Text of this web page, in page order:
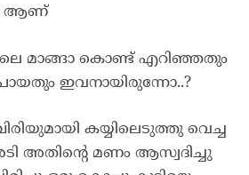
ആണ്
മാങ്ങാ കൊണ്ട് എറിഞ്ഞതും
ഇവനായിരുന്നോ..?
കയ്യിലെടുത്തു വെച്ച
അതിന്റെ മണം ആസ്വദിച്ചു